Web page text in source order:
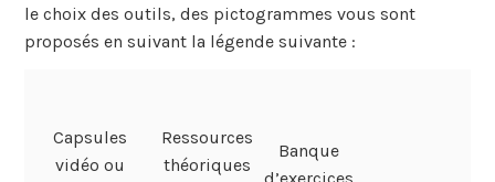
le choix des outils, des pictogrammes vous sont
proposés en suivant la légende suivante :
Capsules
vidéo ou
Ressources
théoriques
Banque
d’exercices